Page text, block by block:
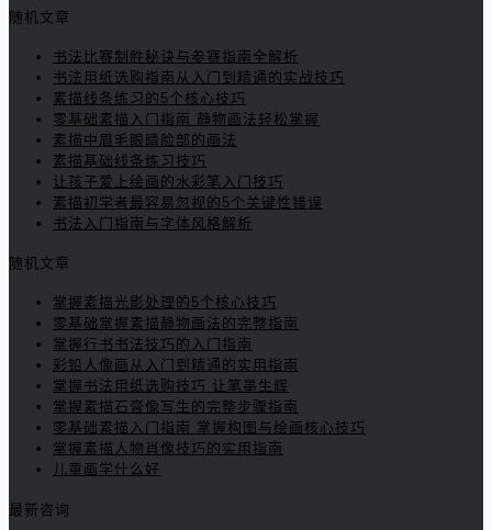
随机文章
书法比赛制胜秘诀与参赛指南全解析
书法用纸选购指南从入门到精通的实战技巧
素描线条练习的5个核心技巧
零基础素描入门指南 静物画法轻松掌握
素描中眉毛眼睛脸部的画法
素描基础线条练习技巧
让孩子爱上绘画的水彩笔入门技巧
素描初学者最容易忽视的5个关键性错误
书法入门指南与字体风格解析
随机文章
掌握素描光影处理的5个核心技巧
零基础掌握素描静物画法的完整指南
掌握行书书法技巧的入门指南
彩铅人像画从入门到精通的实用指南
掌握书法用纸选购技巧 让笔墨生辉
掌握素描石膏像写生的完整步骤指南
零基础素描入门指南 掌握构图与绘画核心技巧
掌握素描人物肖像技巧的实用指南
儿童画学什么好
最新咨询